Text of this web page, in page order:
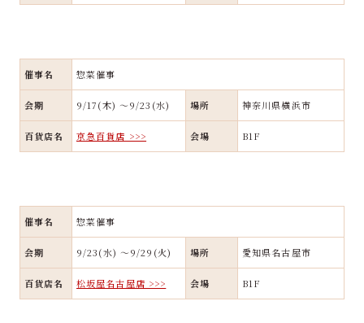
催事名 惣菜催事
会期 9/17(木) ～9/23(水) 場所 神奈川県横浜市
百貨店名 京急百貨店 >>> 会場 B1F
催事名 惣菜催事
会期 9/23(水) ～9/29(火) 場所 愛知県名古屋市
百貨店名 松坂屋名古屋店 >>> 会場 B1F